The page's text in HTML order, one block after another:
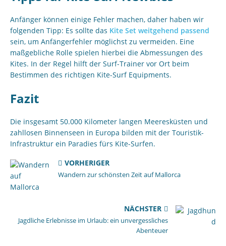
Anfänger können einige Fehler machen, daher haben wir
folgenden Tipp: Es sollte das Kite Set weitgehend passend
sein, um Anfängerfehler möglichst zu vermeiden. Eine
maßgebliche Rolle spielen hierbei die Abmessungen des
Kites. In der Regel hilft der Surf-Trainer vor Ort beim
Bestimmen des richtigen Kite-Surf Equipments.
Fazit
Die insgesamt 50.000 Kilometer langen Meeresküsten und
zahllosen Binnenseen in Europa bilden mit der Touristik-
Infrastruktur ein Paradies fürs Kite-Surfen.
VORHERIGER
Wandern zur schönsten Zeit auf Mallorca
NÄCHSTER
Jagdliche Erlebnisse im Urlaub: ein unvergessliches
Abenteuer